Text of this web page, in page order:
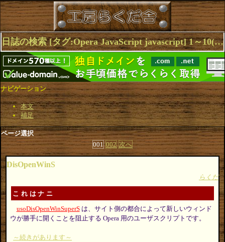
日誌の検索 [タグ:Opera JavaScript javascript] 1～10(13件中)
ナビゲーション
本文
補足
ページ選択
001 002 次へ
DisOpenWinS
らくだ
これはナニ
usoDisOpenWinSuperSは、サイト側の都合によって新しいウィンド
ウが勝手に開くことを阻止する Opera 用のユーザスクリプトです。
～続きがあります～